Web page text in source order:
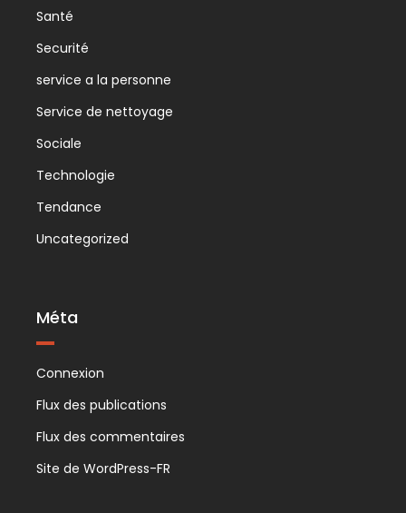
Santé
Securité
service a la personne
Service de nettoyage
Sociale
Technologie
Tendance
Uncategorized
Méta
Connexion
Flux des publications
Flux des commentaires
Site de WordPress-FR